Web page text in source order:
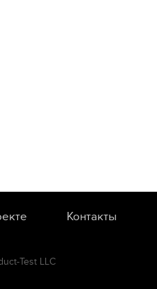
Контакты
Test LLC